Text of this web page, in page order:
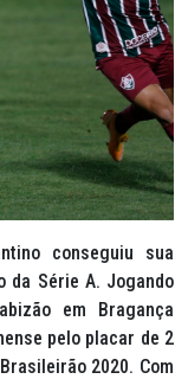
conseguiu sua
da Série A. Jogando
em Bragança
pelo placar de 2
2020. Com